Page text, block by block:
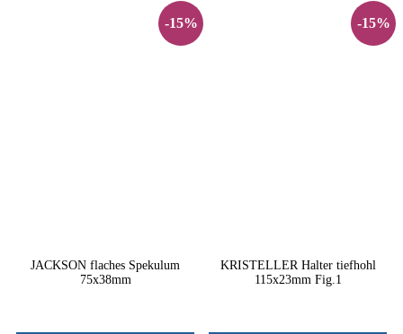
-15%
JACKSON flaches Spekulum
75x38mm
-15%
KRISTELLER Halter tiefhohl
115x23mm Fig.1